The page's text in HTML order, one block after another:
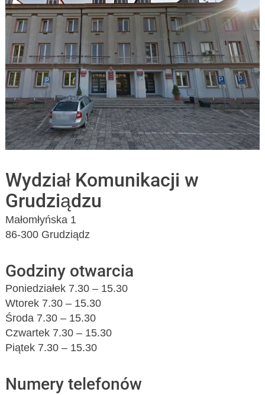
Wydział Komunikacji w
Grudziądzu
Małomłyńska 1
86-300 Grudziądz
Godziny otwarcia
Poniedziałek 7.30 – 15.30
Wtorek 7.30 – 15.30
Środa 7.30 – 15.30
Czwartek 7.30 – 15.30
Piątek 7.30 – 15.30
Numery telefonów